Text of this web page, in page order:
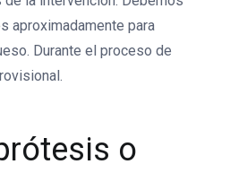
aproximadamente para
Durante el proceso de
o